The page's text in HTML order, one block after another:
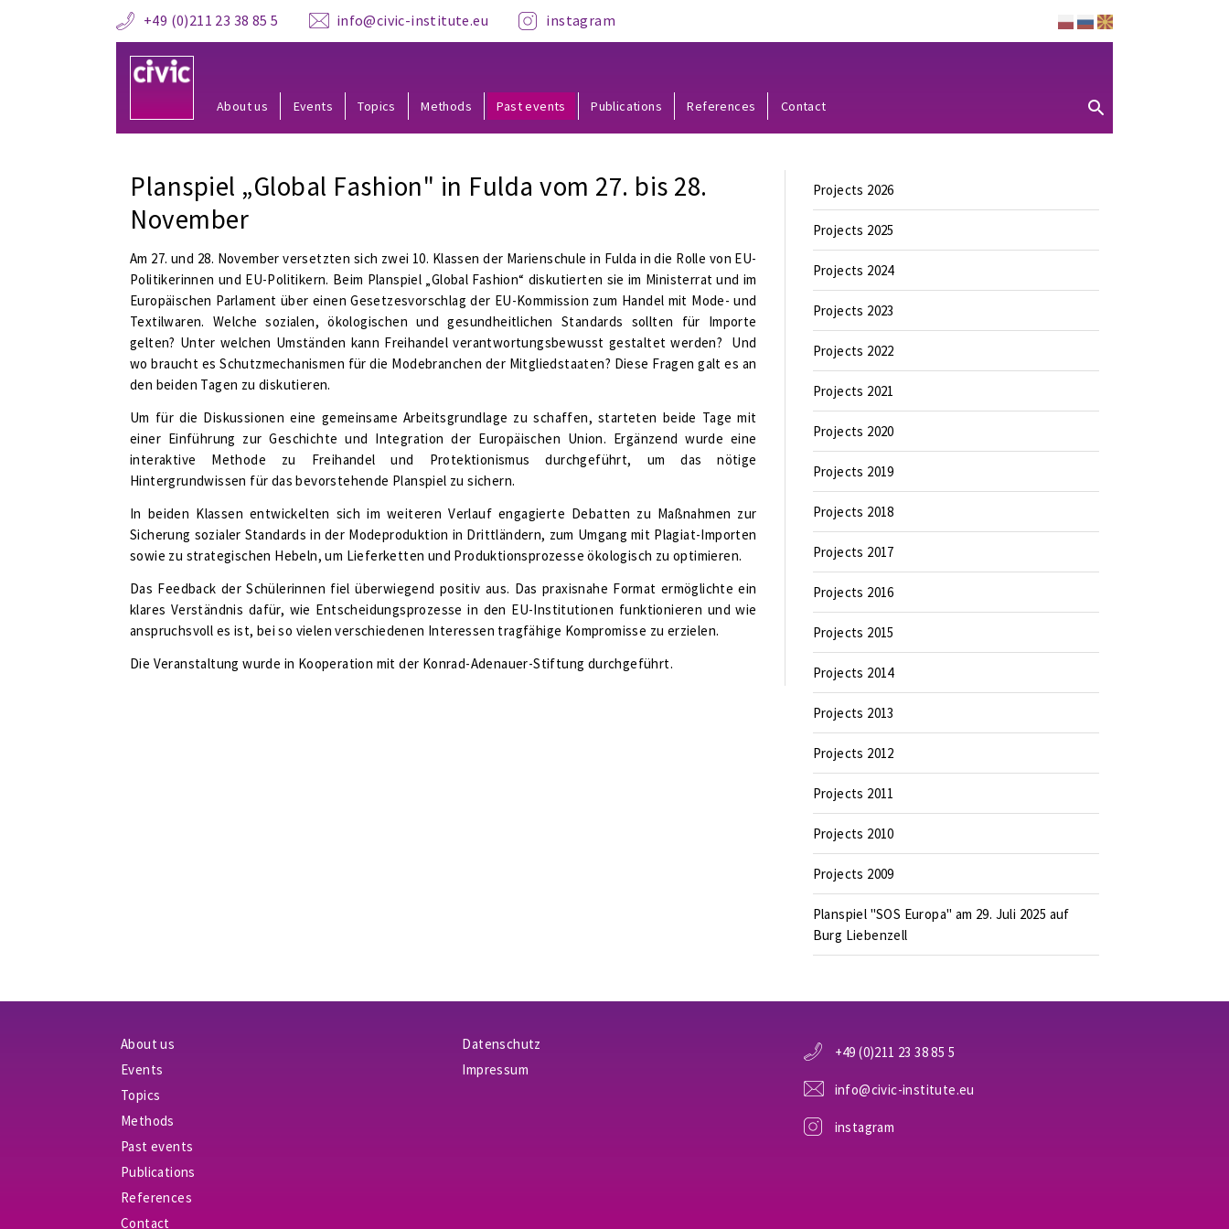
+49 (0)211 23 38 85 5 info@civic-institute.eu instagram
About us Events Topics Methods Past events Publications References Contact
Planspiel „Global Fashion" in Fulda vom 27. bis 28.
November
Am 27. und 28. November versetzten sich zwei 10. Klassen der Marienschule in Fulda in die Rolle von EU-
Politikerinnen und EU-Politikern. Beim Planspiel „Global Fashion“ diskutierten sie im Ministerrat und im
Europäischen Parlament über einen Gesetzesvorschlag der EU-Kommission zum Handel mit Mode- und
Textilwaren. Welche sozialen, ökologischen und gesundheitlichen Standards sollten für Importe
gelten? Unter welchen Umständen kann Freihandel verantwortungsbewusst gestaltet werden? Und
wo braucht es Schutzmechanismen für die Modebranchen der Mitgliedstaaten? Diese Fragen galt es an
den beiden Tagen zu diskutieren.
Um für die Diskussionen eine gemeinsame Arbeitsgrundlage zu schaffen, starteten beide Tage mit
einer Einführung zur Geschichte und Integration der Europäischen Union. Ergänzend wurde eine
interaktive Methode zu Freihandel und Protektionismus durchgeführt, um das nötige
Hintergrundwissen für das bevorstehende Planspiel zu sichern.
In beiden Klassen entwickelten sich im weiteren Verlauf engagierte Debatten zu Maßnahmen zur
Sicherung sozialer Standards in der Modeproduktion in Drittländern, zum Umgang mit Plagiat-Importen
sowie zu strategischen Hebeln, um Lieferketten und Produktionsprozesse ökologisch zu optimieren.
Das Feedback der Schülerinnen fiel überwiegend positiv aus. Das praxisnahe Format ermöglichte ein
klares Verständnis dafür, wie Entscheidungsprozesse in den EU-Institutionen funktionieren und wie
anspruchsvoll es ist, bei so vielen verschiedenen Interessen tragfähige Kompromisse zu erzielen.
Die Veranstaltung wurde in Kooperation mit der Konrad-Adenauer-Stiftung durchgeführt.
Projects 2026
Projects 2025
Projects 2024
Projects 2023
Projects 2022
Projects 2021
Projects 2020
Projects 2019
Projects 2018
Projects 2017
Projects 2016
Projects 2015
Projects 2014
Projects 2013
Projects 2012
Projects 2011
Projects 2010
Projects 2009
Planspiel "SOS Europa" am 29. Juli 2025 auf
Burg Liebenzell
About us
Events
Topics
Methods
Past events
Publications
References
Contact
Datenschutz
Impressum
+49 (0)211 23 38 85 5
info@civic-institute.eu
instagram